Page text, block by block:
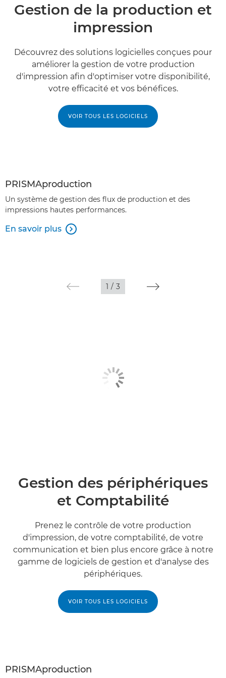
Gestion de la production et
impression
Découvrez des solutions logicielles conçues pour
améliorer la gestion de votre production
d'impression afin d'optimiser votre disponibilité,
votre efficacité et vos bénéfices.
VOIR TOUS LES LOGICIELS
PRISMAproduction
Un système de gestion des flux de production et des
impressions hautes performances.
En savoir plus 
1 / 3
Gestion des périphériques
et Comptabilité
Prenez le contrôle de votre production
d'impression, de votre comptabilité, de votre
communication et bien plus encore grâce à notre
gamme de logiciels de gestion et d'analyse des
périphériques.
VOIR TOUS LES LOGICIELS
PRISMAproduction